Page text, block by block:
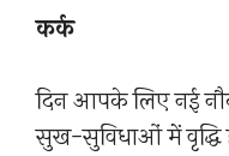
कर्क
दिन आपके लिए नई
सुख-सुविधाओं में वृद्धि